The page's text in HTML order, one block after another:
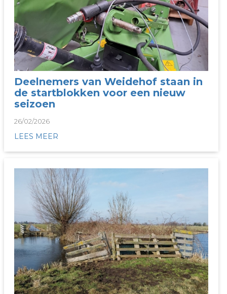
Deelnemers van Weidehof staan in
de startblokken voor een nieuw
seizoen
26/02/2026
LEES MEER